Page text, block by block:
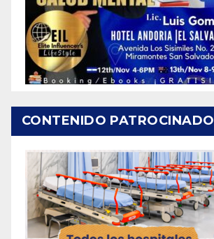
CONTENIDO PATROCINADO